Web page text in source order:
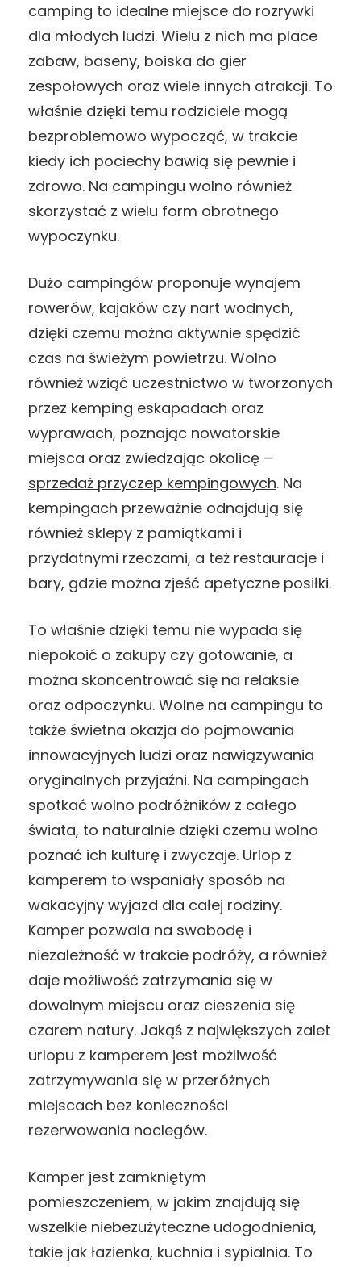
camping to idealne miejsce do rozrywki
dla młodych ludzi. Wielu z nich ma place
zabaw, baseny, boiska do gier
zespołowych oraz wiele innych atrakcji. To
właśnie dzięki temu rodziciele mogą
bezproblemowo wypocząć, w trakcie
kiedy ich pociechy bawią się pewnie i
zdrowo. Na campingu wolno również
skorzystać z wielu form obrotnego
wypoczynku.
Dużo campingów proponuje wynajem
rowerów, kajaków czy nart wodnych,
dzięki czemu można aktywnie spędzić
czas na świeżym powietrzu. Wolno
również wziąć uczestnictwo w tworzonych
przez kemping eskapadach oraz
wyprawach, poznając nowatorskie
miejsca oraz zwiedzając okolicę –
sprzedaż przyczep kempingowych. Na
kempingach przeważnie odnajdują się
również sklepy z pamiątkami i
przydatnymi rzeczami, a też restauracje i
bary, gdzie można zjeść apetyczne posiłki.
To właśnie dzięki temu nie wypada się
niepokoić o zakupy czy gotowanie, a
można skoncentrować się na relaksie
oraz odpoczynku. Wolne na campingu to
także świetna okazja do pojmowania
innowacyjnych ludzi oraz nawiązywania
oryginalnych przyjaźni. Na campingach
spotkać wolno podróżników z całego
świata, to naturalnie dzięki czemu wolno
poznać ich kulturę i zwyczaje. Urlop z
kamperem to wspaniały sposób na
wakacyjny wyjazd dla całej rodziny.
Kamper pozwala na swobodę i
niezależność w trakcie podróży, a również
daje możliwość zatrzymania się w
dowolnym miejscu oraz cieszenia się
czarem natury. Jakąś z największych zalet
urlopu z kamperem jest możliwość
zatrzymywania się w przeróżnych
miejscach bez konieczności
rezerwowania noclegów.
Kamper jest zamkniętym
pomieszczeniem, w jakim znajdują się
wszelkie niebezużyteczne udogodnienia,
takie jak łazienka, kuchnia i sypialnia. To